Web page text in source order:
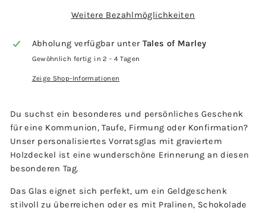
Weitere Bezahlmöglichkeiten
Abholung verfügbar unter Tales of Marley
Gewöhnlich fertig in 2 - 4 Tagen
Zeige Shop-Informationen
Du suchst ein besonderes und persönliches Geschenk
für eine Kommunion, Taufe, Firmung oder Konfirmation?
Unser personalisiertes Vorratsglas mit graviertem
Holzdeckel ist eine wunderschöne Erinnerung an diesen
besonderen Tag.
Das Glas eignet sich perfekt, um ein Geldgeschenk
stilvoll zu überreichen oder es mit Pralinen, Schokolade